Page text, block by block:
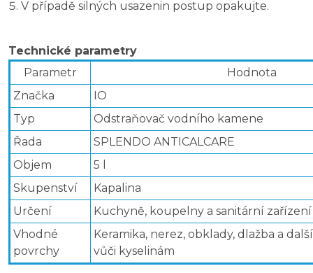
V případě silných usazenin postup opakujte.
Technické parametry
Parametr
Hodnota
Značka
IO
Typ
Odstraňovač vodního kamene
Řada
SPLENDO ANTICALCARE
Objem
5 l
Skupenství
Kapalina
Určení
Kuchyně, koupelny a sanitární zařízení
Vhodné
povrchy
Keramika, nerez, obklady, dlažba a
vůči kyselinám